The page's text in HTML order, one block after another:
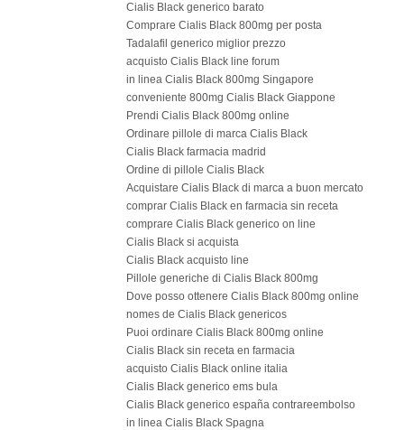
Cialis Black generico barato
Comprare Cialis Black 800mg per posta
Tadalafil generico miglior prezzo
acquisto Cialis Black line forum
in linea Cialis Black 800mg Singapore
conveniente 800mg Cialis Black Giappone
Prendi Cialis Black 800mg online
Ordinare pillole di marca Cialis Black
Cialis Black farmacia madrid
Ordine di pillole Cialis Black
Acquistare Cialis Black di marca a buon mercato
comprar Cialis Black en farmacia sin receta
comprare Cialis Black generico on line
Cialis Black si acquista
Cialis Black acquisto line
Pillole generiche di Cialis Black 800mg
Dove posso ottenere Cialis Black 800mg online
nomes de Cialis Black genericos
Puoi ordinare Cialis Black 800mg online
Cialis Black sin receta en farmacia
acquisto Cialis Black online italia
Cialis Black generico ems bula
Cialis Black generico españa contrareembolso
in linea Cialis Black Spagna